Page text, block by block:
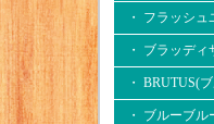
・ フラッシュ
・ ブラッデ
・ BRUTUS(
・ ブルーブル